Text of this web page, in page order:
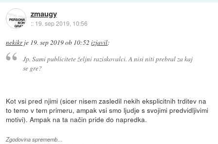
zmaugy
:: 19. sep 2019, 10:56
nekikrje 19. sep 2019 ob 10:52 izjavil:
Jp. Sami publicitete željni raziskovalci. A nisi niti prebral za kaj
se gre?
Kot vsi pred njimi (sicer nisem zasledil nekih eksplicitnih trditev na
to temo v tem primeru, ampak vsi smo ljudje s svojimi predvidljivimi
motivi). Ampak na ta način pride do napredka.
Zgodovina sprememb…